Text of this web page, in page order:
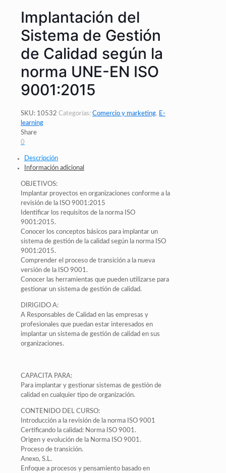
Implantación del
Sistema de Gestión
de Calidad según la
norma UNE-EN ISO
9001:2015
SKU: 10532 Categorías: Comercio y marketing, E-
learning
Share
0
Descripción
Información adicional
OBJETIVOS:
Implantar proyectos en organizaciones conforme a la
revisión de la ISO 9001:2015
Identificar los requisitos de la norma ISO
9001:2015.
Conocer los conceptos básicos para implantar un
sistema de gestión de la calidad según la norma ISO
9001:2015.
Comprender el proceso de transición a la nueva
versión de la ISO 9001.
Conocer las herramientas que pueden utilizarse para
gestionar un sistema de gestión de calidad.
DIRIGIDO A:
A Responsables de Calidad en las empresas y
profesionales que puedan estar interesados en
implantar un sistema de gestión de calidad en sus
organizaciones.
CAPACITA PARA:
Para implantar y gestionar sistemas de gestión de
calidad en cualquier tipo de organización.
CONTENIDO DEL CURSO:
Introducción a la revisión de la norma ISO 9001
Certificando la calidad: Norma ISO 9001.
Origen y evolución de la Norma ISO 9001.
Proceso de transición.
Anexo, S.L.
Enfoque a procesos y pensamiento basado en